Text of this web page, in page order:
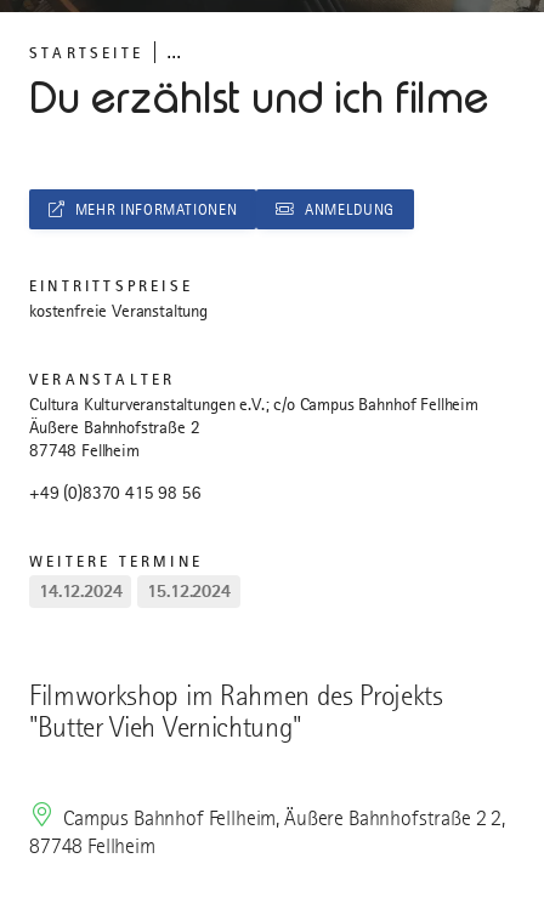
STARTSEITE ...
Du erzählst und ich filme
Filmworkshop im Rahmen des Projekts
"Butter Vieh Vernichtung"
Campus Bahnhof Fellheim, Äußere Bahnhofstraße 2 2,
87748 Fellheim
MEHR INFORMATIONEN ANMELDUNG
EINTRITTSPREISE
kostenfreie Veranstaltung
VERANSTALTER
Cultura Kulturveranstaltungen e.V.; c/o Campus Bahnhof Fellheim
Äußere Bahnhofstraße 2
87748 Fellheim
+49 (0)8370 415 98 56
WEITERE TERMINE
14.12.2024 15.12.2024